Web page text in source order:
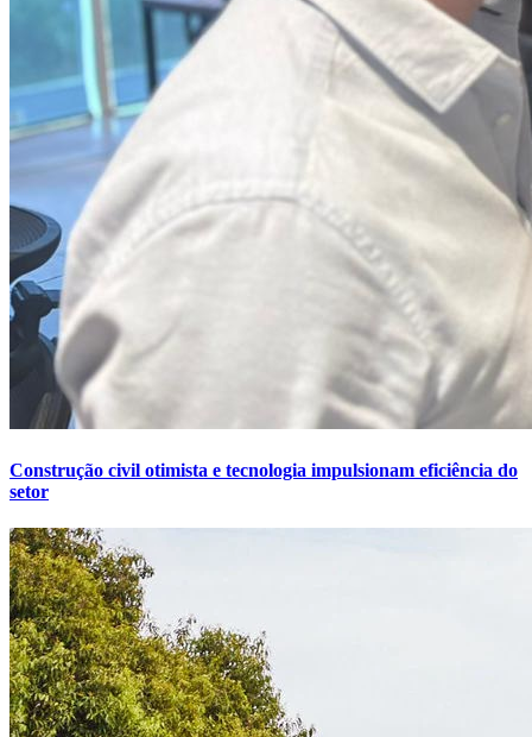
Construção civil otimista e tecnologia impulsionam eficiência do
setor